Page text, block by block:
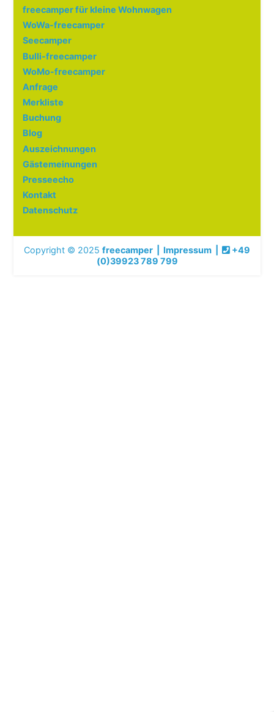
freecamper für kleine Wohnwagen
WoWa-freecamper
Seecamper
Bulli-freecamper
WoMo-freecamper
Anfrage
Merkliste
Buchung
Blog
Auszeichnungen
Gästemeinungen
Presseecho
Kontakt
Datenschutz
Copyright © 2025 freecamper Impressum
+49
(0)39923 789 799